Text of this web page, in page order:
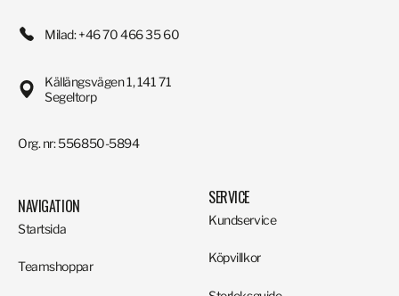
Milad: +46 70 466 35 60
Källängsvägen 1, 141 71
Segeltorp
Org. nr: 556850-5894
NAVIGATION
Startsida
Teamshoppar
SERVICE
Kundservice
Köpvillkor